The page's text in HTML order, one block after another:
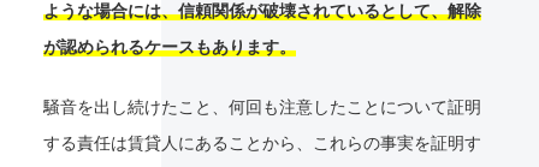
ような場合には、信頼関係が破壊されているとして、解除
が認められるケースもあります。
騒音を出し続けたこと、何回も注意したことについて証明
する責任は賃貸人にあることから、これらの事実を証明す